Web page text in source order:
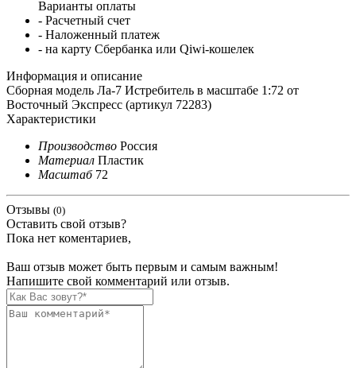
Варианты оплаты
- Расчетный счет
- Наложенный платеж
- на карту Сбербанка или Qiwi-кошелек
Информация и описание
Сборная модель Ла-7 Истребитель в масштабе 1:72 от
Восточный Экспресс (артикул 72283)
Характеристики
Производство Россия
Материал Пластик
Масштаб 72
Отзывы (0)
Оставить свой отзыв?
Пока нет коментариев,
Ваш отзыв может быть первым и самым важным!
Напишите свой комментарий или отзыв.